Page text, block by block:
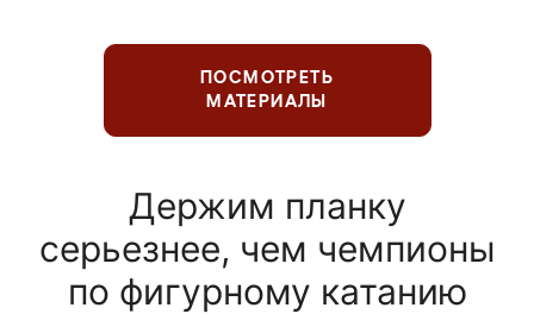
ПОСМОТРЕТЬ
МАТЕРИАЛЫ
Держим планку
серьезнее, чем чемпионы
по фигурному катанию